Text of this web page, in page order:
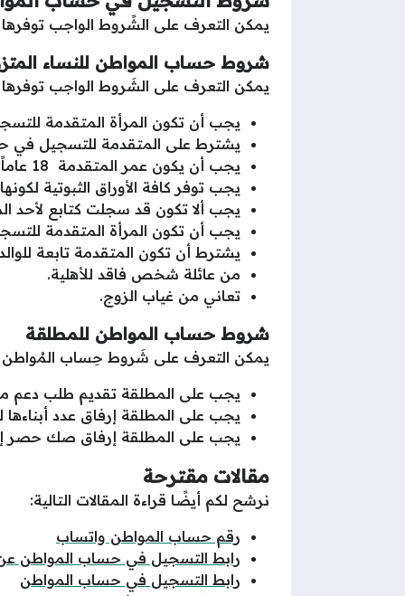
يمكن التعرف على الشًروط الواجب
شروط حساب المواطن للنساء
يمكن التعرف على الشَروط الواجب
يجب أن تكون المرأة المتقدمة
يشترط على المتقدمة للتسجيل في
يجب أن يكون عمر المتقدمة 18 عاماً وما فوق.
يجب توفر كافة الأوراق الثبوتية
يجب ألا تكون قد سجلت كتابع لأحد
يجب أن تكون المرأة المتقدمة
يشترط أن تكون المتقدمة تابعة للوالد
من عائلة شخص فاقد للأهلية.
تعاني من غياب الزوج.
شروط حساب المواطن للمطلقة
يمكن التعرف على شَروط حِساب المُواطن
يجب على المطلقة تقديم طلب دعم
يجب على المطلقة إرفاق عدد
يجب على المطلقة إرفاق صك حصر
مقالات مقترحة
نرشح لكم أيضًا قراءة المقالات التالية:
رقم حساب المواطن واتساب
رابط التسجيل في حساب المواطن
رابط التسجيل في حساب المواطن